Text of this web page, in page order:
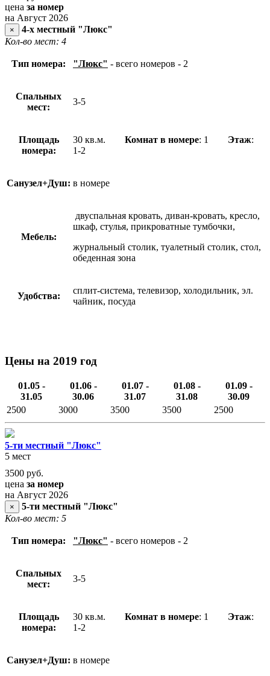
цена за номер
на Август 2026
×
4-х местный "Люкс"
Кол-во мест: 4
Тип номера: "Люкс" - всего номеров - 2
Спальных
мест:
3-5
Площадь
номера:
30 кв.м. Комнат в номере: 1 Этаж:
1-2
Санузел+Душ: в номере
Мебель:
двуспальная кровать, диван-кровать, кресло,
шкаф, стулья, прикроватные тумбочки,
журнальный столик, туалетный столик, стол,
обеденная зона
Удобства:
сплит-система, телевизор, холодильник, эл.
чайник, посуда
Цены на 2019 год
01.05 -
31.05
01.06 -
30.06
01.07 -
31.07
01.08 -
31.08
01.09 -
30.09
2500
3000 3500 3500 2500
5-ти местный "Люкс"
5 мест
3500 руб.
цена за номер
на Август 2026
×
5-ти местный "Люкс"
Кол-во мест: 5
Тип номера: "Люкс" - всего номеров - 2
Спальных
мест:
3-5
Площадь
номера:
30 кв.м. Комнат в номере: 1 Этаж:
1-2
Санузел+Душ: в номере